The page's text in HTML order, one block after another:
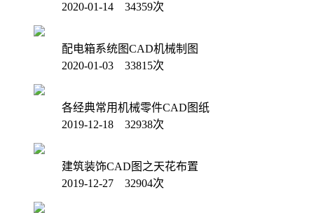
2020-01-14 34359次
配电箱系统图CAD机械制图
2020-01-03 33815次
各经典常用机械零件CAD图纸
2019-12-18 32938次
建筑装饰CAD图之天花布置
2019-12-27 32904次